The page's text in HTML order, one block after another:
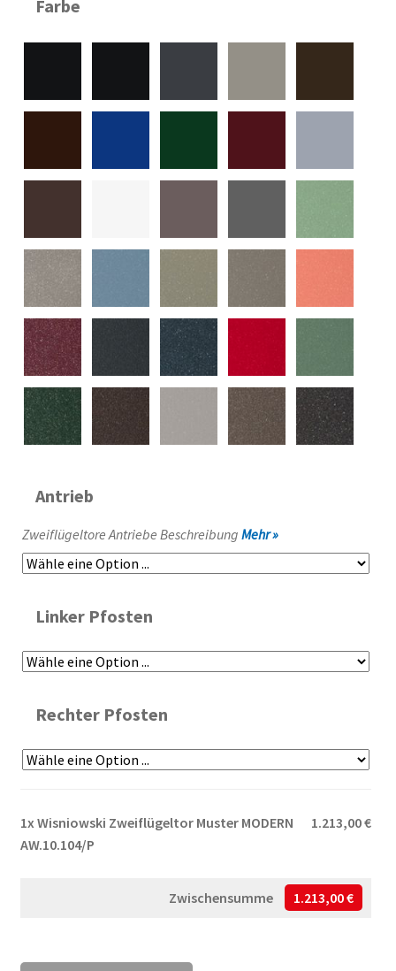
Farbe
Antrieb
Zweiflügeltore Antriebe Beschreibung Mehr »
Linker Pfosten
Rechter Pfosten
1x Wisniowski Zweiflügeltor Muster MODERN
AW.10.104/P
1.213,00 €
Zwischensumme 1.213,00 €